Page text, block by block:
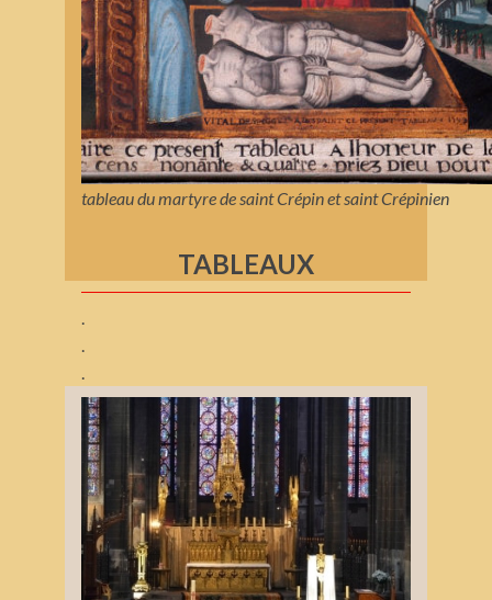
tableau du martyre de saint Crépin et saint Crépinien
TABLEAUX